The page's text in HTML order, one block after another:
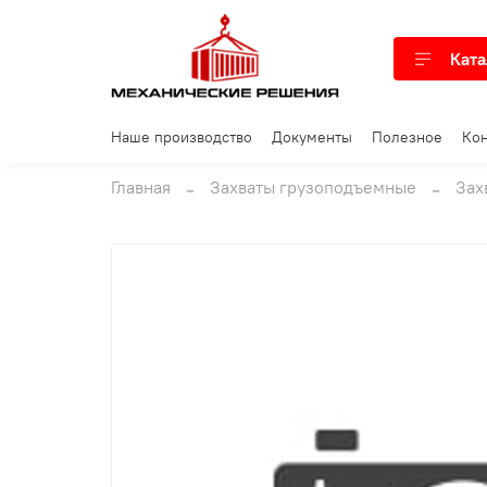
Наше производство Документы Полезное
Главная Захваты грузоподъемные